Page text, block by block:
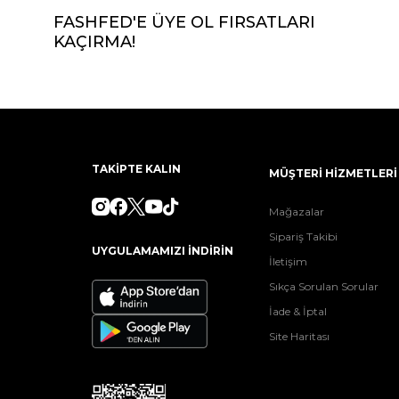
FASHFED'E ÜYE OL FIRSATLARI
KAÇIRMA!
TAKİPTE KALIN
UYGULAMAMIZI İNDİRİN
MÜŞTERİ HİZMETLERİ
Mağazalar
Sipariş Takibi
İletişim
Sıkça Sorulan Sorular
İade & İptal
Site Haritası